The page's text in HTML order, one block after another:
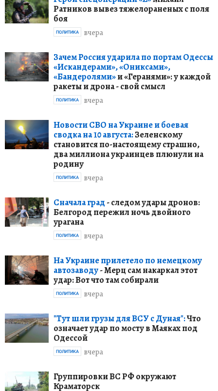
Ратников вывез тяжелораненых с поля
боя
вчера
ПОЛИТИКА
Зачем Россия ударила по портам Одессы
«Искандерами», «Ониксами»,
«Бандеролями»и «Геранями»: у каждой
ракеты и дрона - свой смысл
вчера
ПОЛИТИКА
Новости СВО на Украине и боевая
сводка на 10 августа:Зеленскому
становится по-настоящему страшно,
два миллиона украинцев плюнули на
родину
вчера
ПОЛИТИКА
Сначала град - следом удары дронов:
Белгород пережил ночь двойного
урагана
вчера
ПОЛИТИКА
На Украине прилетело по немецкому
автозаводу- Мерц сам накаркал этот
удар: Вот что там собирали
вчера
ПОЛИТИКА
"Тут шли грузы для ВСУ с Дуная":Что
означает удар по мосту в Маяках под
Одессой
вчера
ПОЛИТИКА
Группировки ВС РФ окружают
Краматорск